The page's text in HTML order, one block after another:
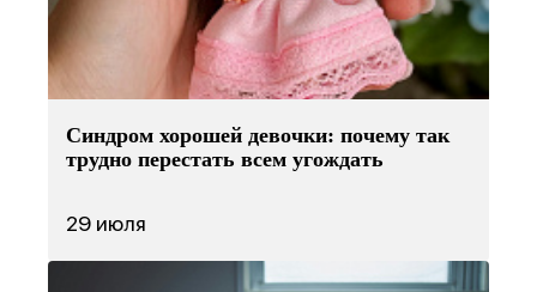
Синдром хорошей девочки: почему так
трудно перестать всем угождать
29 июля